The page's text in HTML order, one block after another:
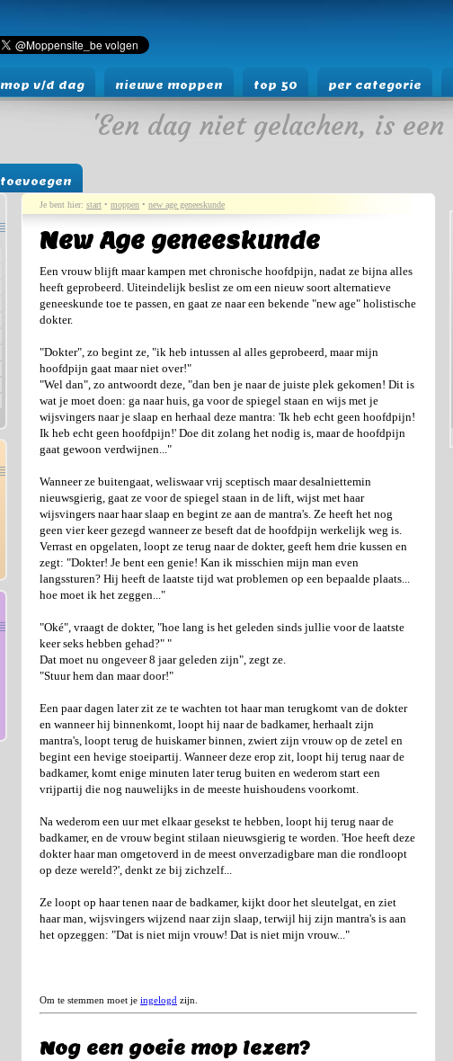
mop v/d dag nieuwe moppen top 50 per categorie
toevoegen
'Een dag niet gelachen, is
Je bent hier: start • moppen • new age geneeskunde
New Age geneeskunde
Een vrouw blijft maar kampen met chronische hoofdpijn, nadat ze bijna alles
heeft geprobeerd. Uiteindelijk beslist ze om een nieuw soort alternatieve
geneeskunde toe te passen, en gaat ze naar een bekende "new age" holistische
dokter.
"Dokter", zo begint ze, "ik heb intussen al alles geprobeerd, maar mijn
hoofdpijn gaat maar niet over!"
"Wel dan", zo antwoordt deze, "dan ben je naar de juiste plek gekomen! Dit is
wat je moet doen: ga naar huis, ga voor de spiegel staan en wijs met je
wijsvingers naar je slaap en herhaal deze mantra: 'Ik heb echt geen hoofdpijn!
Ik heb echt geen hoofdpijn!' Doe dit zolang het nodig is, maar de hoofdpijn
gaat gewoon verdwijnen..."
Wanneer ze buitengaat, weliswaar vrij sceptisch maar desalniettemin
nieuwsgierig, gaat ze voor de spiegel staan in de lift, wijst met haar
wijsvingers naar haar slaap en begint ze aan de mantra's. Ze heeft het nog
geen vier keer gezegd wanneer ze beseft dat de hoofdpijn werkelijk weg is.
Verrast en opgelaten, loopt ze terug naar de dokter, geeft hem drie kussen en
zegt: "Dokter! Je bent een genie! Kan ik misschien mijn man even
langssturen? Hij heeft de laatste tijd wat problemen op een bepaalde plaats...
hoe moet ik het zeggen..."
"Oké", vraagt de dokter, "hoe lang is het geleden sinds jullie voor de laatste
keer seks hebben gehad?" "
Dat moet nu ongeveer 8 jaar geleden zijn", zegt ze.
"Stuur hem dan maar door!"
Een paar dagen later zit ze te wachten tot haar man terugkomt van de dokter
en wanneer hij binnenkomt, loopt hij naar de badkamer, herhaalt zijn
mantra's, loopt terug de huiskamer binnen, zwiert zijn vrouw op de zetel en
begint een hevige stoeipartij. Wanneer deze erop zit, loopt hij terug naar de
badkamer, komt enige minuten later terug buiten en wederom start een
vrijpartij die nog nauwelijks in de meeste huishoudens voorkomt.
Na wederom een uur met elkaar gesekst te hebben, loopt hij terug naar de
badkamer, en de vrouw begint stilaan nieuwsgierig te worden. 'Hoe heeft deze
dokter haar man omgetoverd in de meest onverzadigbare man die rondloopt
op deze wereld?', denkt ze bij zichzelf...
Ze loopt op haar tenen naar de badkamer, kijkt door het sleutelgat, en ziet
haar man, wijsvingers wijzend naar zijn slaap, terwijl hij zijn mantra's is aan
het opzeggen: "Dat is niet mijn vrouw! Dat is niet mijn vrouw..."
Om te stemmen moet je ingelogd zijn.
Nog een goeie mop lezen?